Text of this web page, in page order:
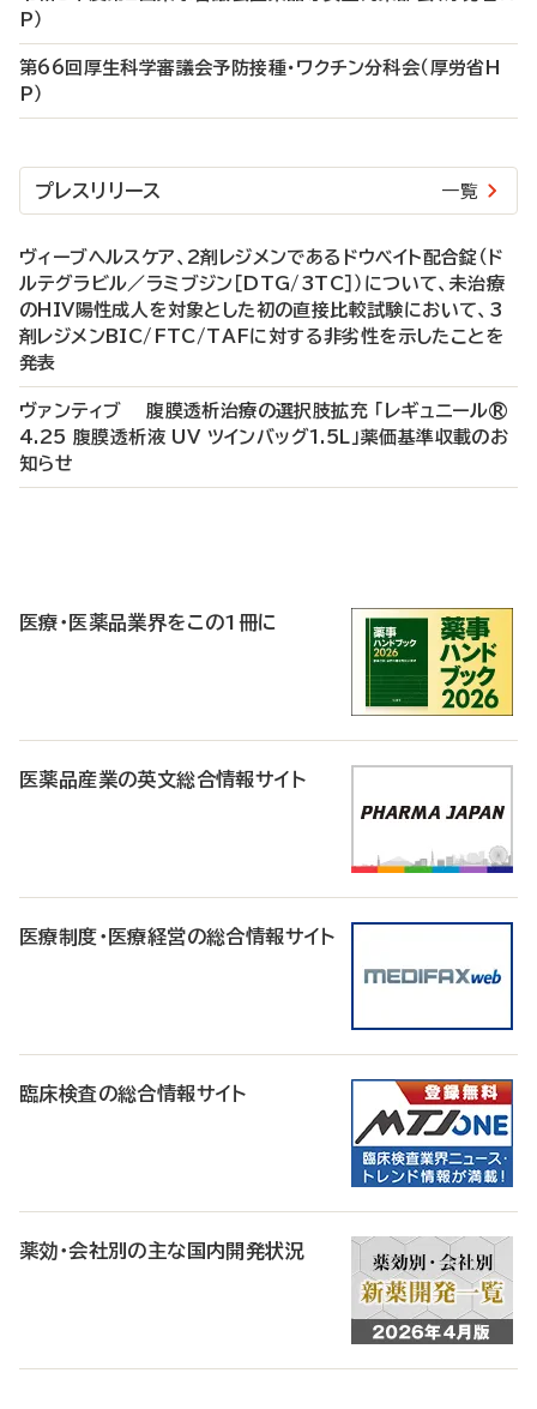
P）
第66回厚生科学審議会予防接種・ワクチン分科会（厚労省H
P）
プレスリリース 一覧
ヴィーブヘルスケア、2剤レジメンであるドウベイト配合錠（ド
ルテグラビル／ラミブジン［DTG/3TC］）について、未治療
のHIV陽性成人を対象とした初の直接比較試験において、3
剤レジメンBIC/FTC/TAFに対する非劣性を示したことを
発表
ヴァンティブ 腹膜透析治療の選択肢拡充 「レギュニール®
4.25 腹膜透析液 UV ツインバッグ1.5L」薬価基準収載のお
知らせ
医療・医薬品業界をこの1冊に
医薬品産業の英文総合情報サイト
医療制度・医療経営の総合情報サイト
臨床検査の総合情報サイト
薬効・会社別の主な国内開発状況